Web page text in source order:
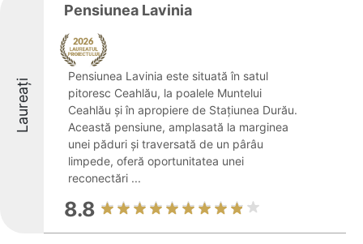
Laureați
Pensiunea Lavinia
Pensiunea Lavinia este situată în satul
pitoresc Ceahlău, la poalele Muntelui
Ceahlău și în apropiere de Stațiunea Durău.
Această pensiune, amplasată la marginea
unei păduri și traversată de un pârâu
limpede, oferă oportunitatea unei
reconectări ...
8.8